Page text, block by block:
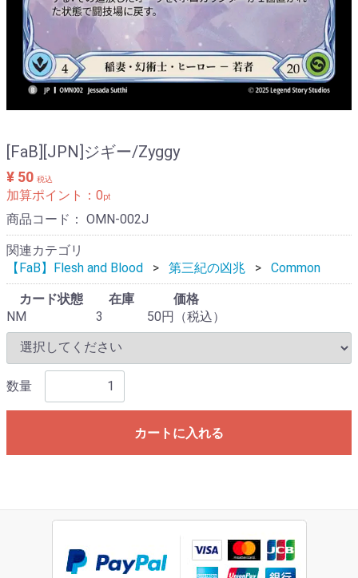
[FaB][JPN]ジギー/Zyggy
¥ 50 税込
加算ポイント： 0pt
商品コード： OMN-002J
関連カテゴリ
【FaB】Flesh and Blood
第三紀の凶兆 Common
カード状態 在庫
価格
NM
3 50円（税込）
数量
カートに入れる